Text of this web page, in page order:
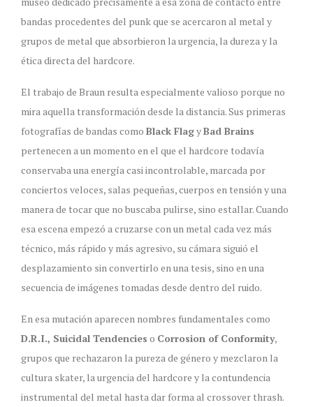
bandas procedentes del punk que se acercaron al metal y
grupos de metal que absorbieron la urgencia, la dureza y la
ética directa del hardcore.
El trabajo de Braun resulta especialmente valioso porque no
mira aquella transformación desde la distancia. Sus primeras
fotografías de bandas como Black FlagyBad Brains
pertenecen a un momento en el que el hardcore todavía
conservaba una energía casi incontrolable, marcada por
conciertos veloces, salas pequeñas, cuerpos en tensión y una
manera de tocar que no buscaba pulirse, sino estallar. Cuando
esa escena empezó a cruzarse con un metal cada vez más
técnico, más rápido y más agresivo, su cámara siguió el
desplazamiento sin convertirlo en una tesis, sino en una
secuencia de imágenes tomadas desde dentro del ruido.
En esa mutación aparecen nombres fundamentales como
D.R.I., Suicidal Tendencies o Corrosion of Conformity,
grupos que rechazaron la pureza de género y mezclaron la
cultura skater, la urgencia del hardcore y la contundencia
instrumental del metal hasta dar forma al crossover thrash.